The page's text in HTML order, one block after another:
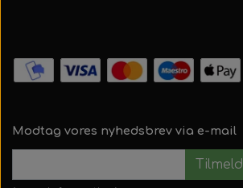
Modtag vores nyhedsbrev via e-mail
Tilmeld